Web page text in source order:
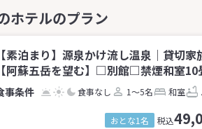
【素泊まり】源泉かけ流し温泉｜貸切
【阿蘇五岳を望む】□別館□禁煙和室
食事なし 1～5名 和室
おとな1名 税込